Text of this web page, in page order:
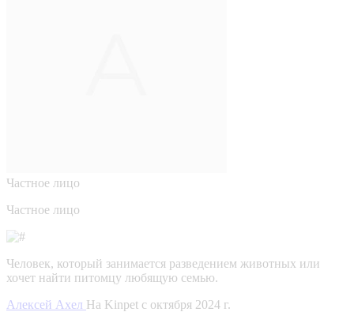
Частное лицо
Частное лицо
Человек, который занимается разведением животных или
хочет найти питомцу любящую семью.
Алексей Ахел На Kinpet c октября 2024 г.